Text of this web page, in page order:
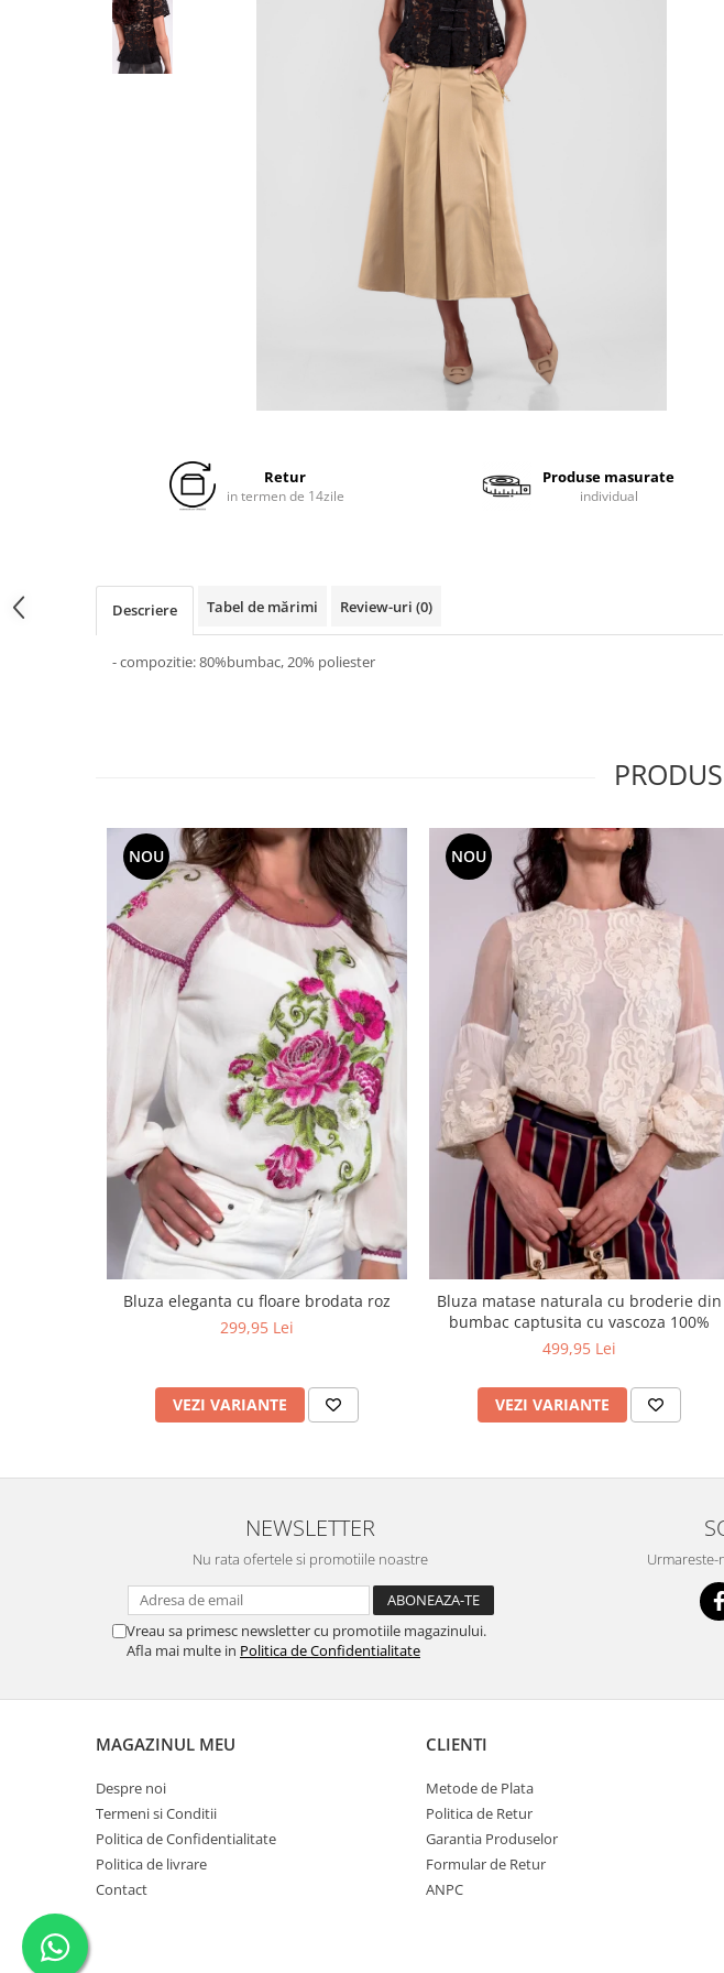
Retur
in termen de 14zile
Produse masurate
individual
Descriere Tabel de mărimi Review-uri (0)
- compozitie: 80%bumbac, 20% poliester
NOU
Bluza eleganta cu floare brodata roz
299,95 Lei
VEZI VARIANTE
NOU
Bluza matase naturala cu broderie din
bumbac captusita cu vascoza 100%
499,95 Lei
VEZI VARIANTE
NEWSLETTER
Nu rata ofertele si promotiile noastre
Vreau sa primesc newsletter cu promotiile magazinului.
Afla mai multe in Politica de Confidentialitate
Urmareste-
MAGAZINUL MEU
Despre noi
Termeni si Conditii
Politica de Confidentialitate
Politica de livrare
Contact
CLIENTI
Metode de Plata
Politica de Retur
Garantia Produselor
Formular de Retur
ANPC